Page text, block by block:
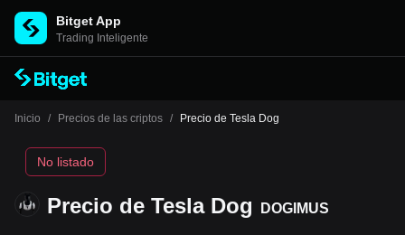
Bitget App
Trading Inteligente
Inicio / Precios de las criptos / Precio de Tesla Dog
Precio de Tesla Dog DOGIMUS
No listado